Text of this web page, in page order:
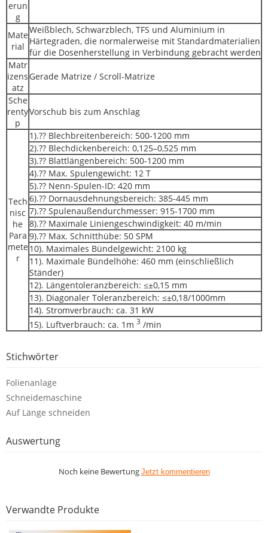
erun
g
Mate
rial
Weißblech, Schwarzblech, TFS und Aluminium in
Härtegraden, die normalerweise mit Standardmaterialien
für die Dosenherstellung in Verbindung gebracht werden
Matr
izens
atz
Gerade Matrize / Scroll-Matrize
Sche
renty
p
Vorschub bis zum Anschlag
Tech
nisc
he
Para
mete
r
1).?? Blechbreitenbereich: 500-1200 mm
2).?? Blechdickenbereich: 0,125–0,525 mm
3).?? Blattlängenbereich: 500-1200 mm
4).?? Max. Spulengewicht: 12 T
5).?? Nenn-Spulen-ID: 420 mm
6).?? Dornausdehnungsbereich: 385-445 mm
7).?? Spulenaußendurchmesser: 915-1700 mm
8).?? Maximale Liniengeschwindigkeit: 40 m/min
9).?? Max. Schnitthübe: 50 SPM
10). Maximales Bündelgewicht: 2100 kg
11). Maximale Bündelhöhe: 460 mm (einschließlich
Ständer)
12). Längentoleranzbereich: ≤±0,15 mm
13). Diagonaler Toleranzbereich: ≤±0,18/1000mm
14). Stromverbrauch: ca. 31 kW
15). Luftverbrauch: ca. 1m 3 /min
Stichwörter
Folienanlage
Schneidemaschine
Auf Länge schneiden
Auswertung
Noch keine Bewertung Jetzt kommentieren
Verwandte Produkte